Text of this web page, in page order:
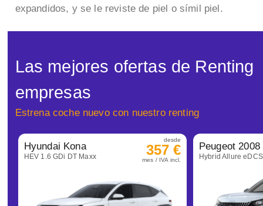
expandidos, y se le reviste de piel o símil piel.
Las mejores ofertas de Renting
empresas
Estrena coche nuevo con nuestro renting
Hyundai Kona
HEV 1.6 GDi DT Maxx
desde
357 €
mes / IVA incl.
Peugeot 2008
Hybrid Allure